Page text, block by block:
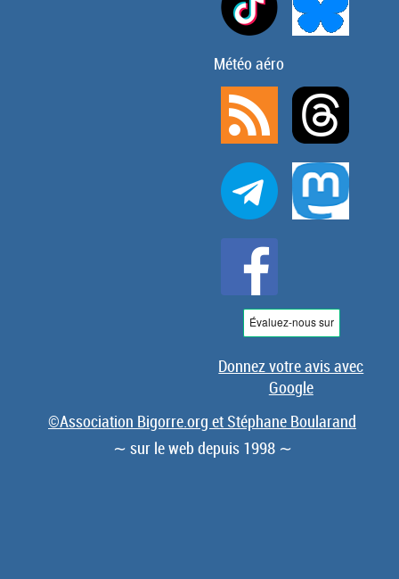
Météo aéro
Donnez votre avis avec
Google
©Association Bigorre.org et Stéphane Boularand
∼ sur le web depuis 1998 ∼